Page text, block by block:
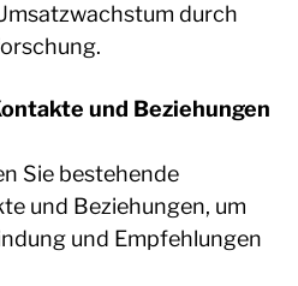
durch
und Beziehungen
Sie bestehende
und Beziehungen, um
und Empfehlungen